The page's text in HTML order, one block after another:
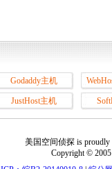
Godaddy主机
JustHost主机
美国空间侦探 is proudly
Copyright © 2005